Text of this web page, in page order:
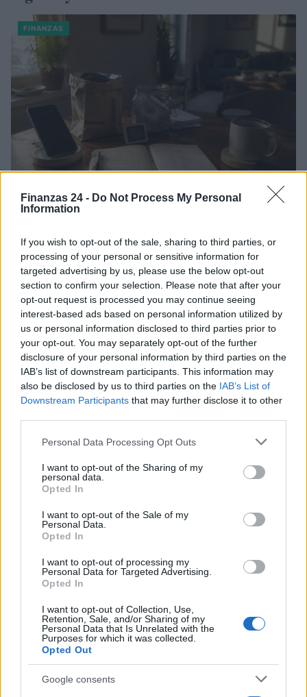
Finanzas 24 - Do Not Process My Personal
Information
If you wish to opt-out of the sale, sharing to third parties, or
processing of your personal or sensitive information for
targeted advertising by us, please use the below opt-out
section to confirm your selection. Please note that after your
opt-out request is processed you may continue seeing
interest-based ads based on personal information utilized by
us or personal information disclosed to third parties prior to
your opt-out. You may separately opt-out of the further
disclosure of your personal information by third parties on the
IAB’s list of downstream participants. This information may
also be disclosed by us to third parties on the IAB’s List of
Downstream Participants that may further disclose it to other
Please note that this website/app uses one or more Google
not limited to your visit or usage behaviour. You may click to
grant or deny consent to Google and its third-party tags to
use your data for below specified purposes in below Google
consent section.
Personal Data Processing Opt Outs
I want to opt-out of the Sharing of my
personal data.
Opted In
I want to opt-out of the Sale of my
Personal Data.
Opted In
I want to opt-out of processing my
Personal Data for Targeted Advertising.
Opted In
I want to opt-out of Collection, Use,
Retention, Sale, and/or Sharing of my
Personal Data that Is Unrelated with the
Purposes for which it was collected.
Opted Out
Google consents
FINANZAS
gasolina y el diésel
Lucía Herrera · 7 Ago 2026
FINANZAS